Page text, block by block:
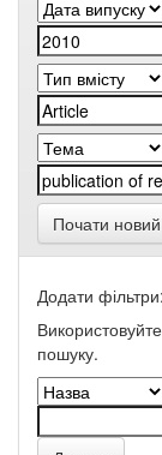
Почати
Додати фільтри:
пошуку.